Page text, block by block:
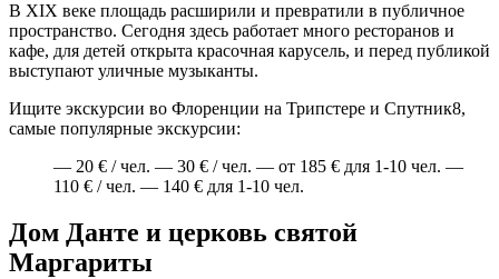
В XIX веке площадь расширили и превратили в публичное
пространство. Сегодня здесь работает много ресторанов и
кафе, для детей открыта красочная карусель, и перед публикой
выступают уличные музыканты.
Ищите экскурсии во Флоренции на Трипстере и Спутник8,
самые популярные экскурсии:
— 20 € / чел. — 30 € / чел. — от 185 € для 1-10 чел. —
110 € / чел. — 140 € для 1-10 чел.
Дом Данте и церковь святой
Маргариты